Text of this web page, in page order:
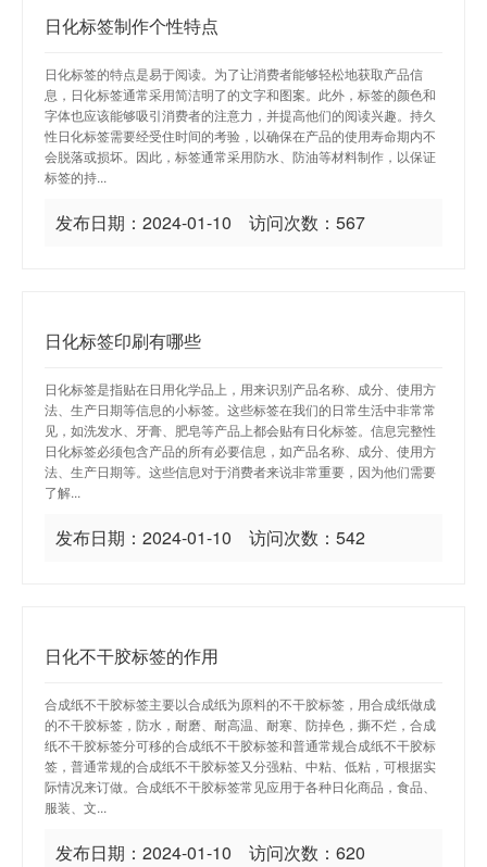
日化标签制作个性特点
日化标签的特点是易于阅读。为了让消费者能够轻松地获取产品信
息，日化标签通常采用简洁明了的文字和图案。此外，标签的颜色和
字体也应该能够吸引消费者的注意力，并提高他们的阅读兴趣。持久
性日化标签需要经受住时间的考验，以确保在产品的使用寿命期内不
会脱落或损坏。因此，标签通常采用防水、防油等材料制作，以保证
标签的持...
发布日期：2024-01-10 访问次数：567
日化标签印刷有哪些
日化标签是指贴在日用化学品上，用来识别产品名称、成分、使用方
法、生产日期等信息的小标签。这些标签在我们的日常生活中非常常
见，如洗发水、牙膏、肥皂等产品上都会贴有日化标签。信息完整性
日化标签必须包含产品的所有必要信息，如产品名称、成分、使用方
法、生产日期等。这些信息对于消费者来说非常重要，因为他们需要
了解...
发布日期：2024-01-10 访问次数：542
日化不干胶标签的作用
合成纸不干胶标签主要以合成纸为原料的不干胶标签，用合成纸做成
的不干胶标签，防水，耐磨、耐高温、耐寒、防掉色，撕不烂，合成
纸不干胶标签分可移的合成纸不干胶标签和普通常规合成纸不干胶标
签，普通常规的合成纸不干胶标签又分强粘、中粘、低粘，可根据实
际情况来订做。合成纸不干胶标签常见应用于各种日化商品，食品、
服装、文...
发布日期：2024-01-10 访问次数：620